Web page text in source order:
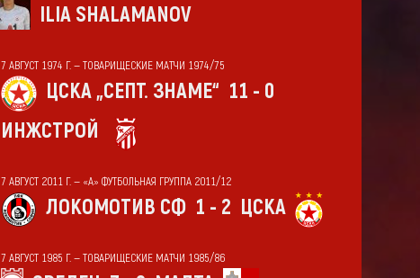
ILIA SHALAMANOV
7 АВГУСТ 1974 Г. — ТОВАРИЩЕСКИЕ МАТЧИ 1974/75
ЦСКА „СЕПТ. ЗНАМЕ“ 11 - 0
ИНЖСТРОЙ
7 АВГУСТ 2011 Г. — «А» ФУТБОЛЬНАЯ ГРУППА 2011/12
ЛОКОМОТИВ СФ 1 - 2 ЦСКА
7 АВГУСТ 1985 Г. — ТОВАРИЩЕСКИЕ МАТЧИ 1985/86